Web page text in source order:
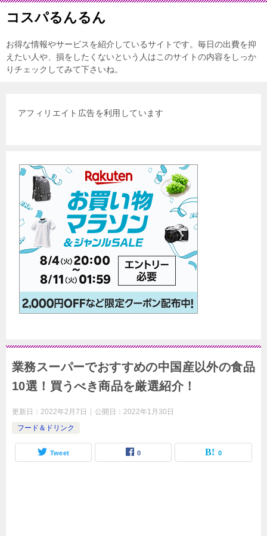
コスパるんるん
お得な情報やサービスを紹介しているサイトです。毎日の出費を抑
えたい人や、損をしたくないという人はこのサイトの内容をしっか
りチェックしてみて下さいね。
アフィリエイト広告を利用しています
業務スーパーでおすすめの中国産以外の食品
10選！買うべき商品を厳選紹介！
更新日： 2022年2月7日 公開日： 2022年1月30日
フード＆ドリンク
Tweet 0 0